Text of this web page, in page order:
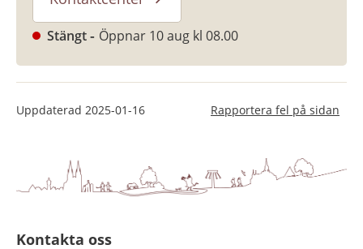
Stängt Öppnar 10 aug kl 08.00
Uppdaterad 2025-01-16 Rapportera fel på sidan
Kontakta oss